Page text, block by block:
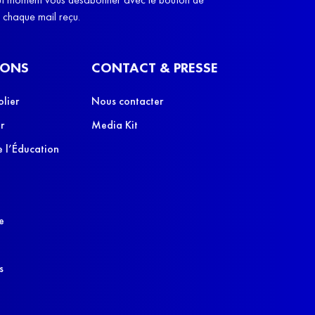
mail reçu.
l’Éducation
CONTACT & PRESSE
Nous contacter
Media Kit